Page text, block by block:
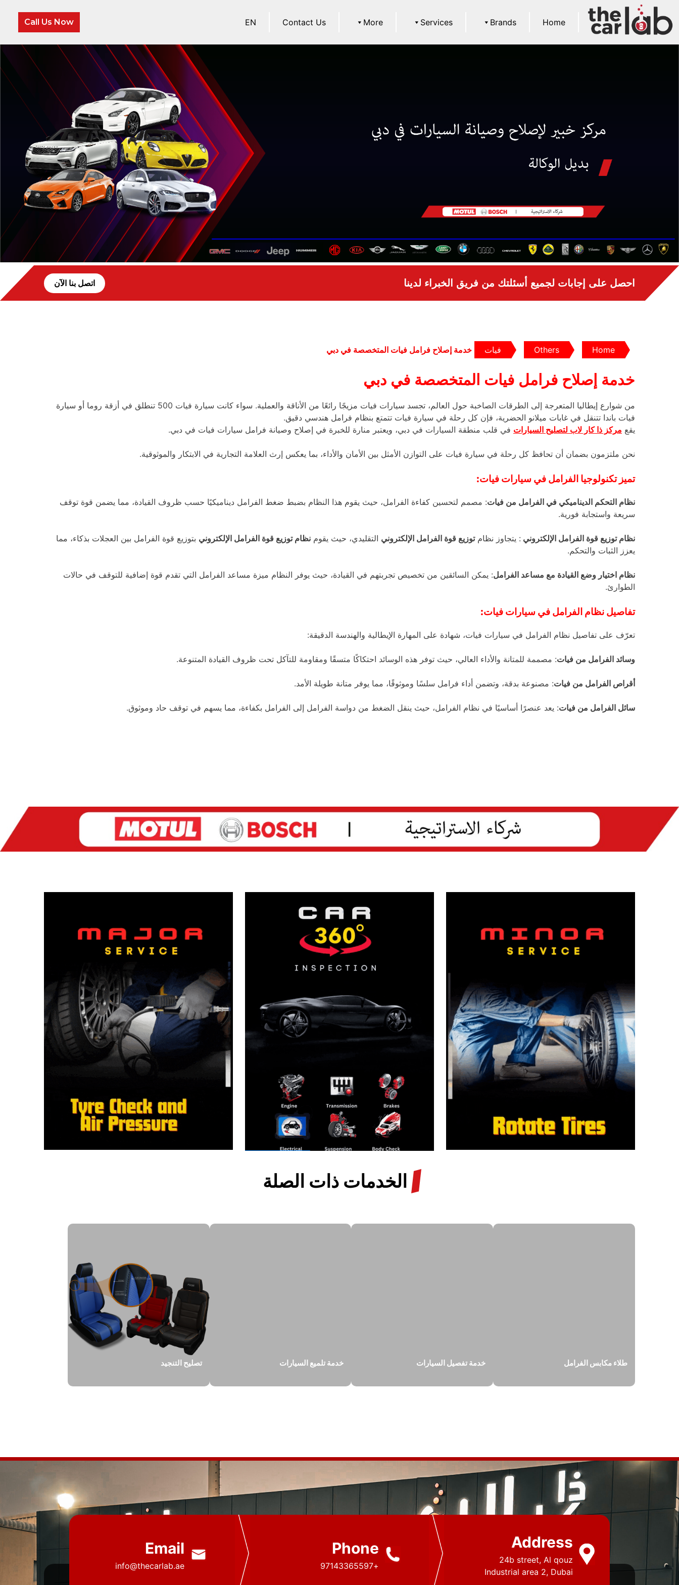
Home
Brands
Services
More
Contact Us
EN
Call Us Now
احصل على إجابات لجميع أسئلتك من فريق الخبراء لدينا اتصل بنا الآن
Home
Others فيات خدمة إصلاح فرامل فيات المتخصصة في دبي
خدمة إصلاح فرامل فيات المتخصصة في دبي
من شوارع إيطاليا المتعرجة إلى الطرقات الصاخبة حول العالم، تجسد سيارات فيات مزيجًا رائعًا من الأناقة والعملية. سواء كانت سيارة فيات 500 تنطلق في أزقة روما أو سيارة
فيات باندا تتنقل في غابات ميلانو الحضرية، فإن كل رحلة في سيارة فيات تتمتع بنظام فرامل هندسي دقيق.
يقع مركز ذا كار لاب لتصليح السيارات في قلب منطقة السيارات في دبي، ويعتبر منارة للخبرة في إصلاح وصيانة فرامل سيارات فيات في دبي.
نحن ملتزمون بضمان أن تحافظ كل رحلة في سيارة فيات على التوازن الأمثل بين الأمان والأداء، بما يعكس إرث العلامة التجارية في الابتكار والموثوقية.
تميز تكنولوجيا الفرامل في سيارات فيات:
نظام التحكم الديناميكي في الفرامل من فيات: مصمم لتحسين كفاءة الفرامل، حيث يقوم هذا النظام بضبط ضغط الفرامل ديناميكيًا حسب ظروف القيادة، مما يضمن قوة توقف
سريعة واستجابة فورية.
نظام توزيع قوة الفرامل الإلكتروني : يتجاوز نظامتوزيع قوة الفرامل الإلكتروني التقليدي، حيث يقوم نظام توزيع قوة الفرامل الإلكتروني بتوزيع قوة الفرامل بين العجلات بذكاء، مما
يعزز الثبات والتحكم.
نظام اختيار وضع القيادة مع مساعد الفرامل: يمكن السائقين من تخصيص تجربتهم في القيادة، حيث يوفر النظام ميزة مساعد الفرامل التي تقدم قوة إضافية للتوقف في حالات
الطوارئ.
تفاصيل نظام الفرامل في سيارات فيات:
تعرّف على تفاصيل نظام الفرامل في سيارات فيات، شهادة على المهارة الإيطالية والهندسة الدقيقة:
وسائد الفرامل من فيات: مصممة للمتانة والأداء العالي، حيث توفر هذه الوسائد احتكاكًا متسقًا ومقاومة للتآكل تحت ظروف القيادة المتنوعة.
أقراص الفرامل من فيات: مصنوعة بدقة، وتضمن أداء فرامل سلسًا وموثوقًا، مما يوفر متانة طويلة الأمد.
سائل الفرامل من فيات: يعد عنصرًا أساسيًا في نظام الفرامل، حيث ينقل الضغط من دواسة الفرامل إلى الفرامل بكفاءة، مما يسهم في توقف حاد وموثوق.
/ الخدمات ذات الصلة
طلاء مكابس الفرامل خدمة تفصيل السيارات خدمة تلميع السيارات تصليح التنجيد
Address
24b street, Al qouz
Industrial area 2, Dubai
Phone
+97143365597
Email
info@thecarlab.ae